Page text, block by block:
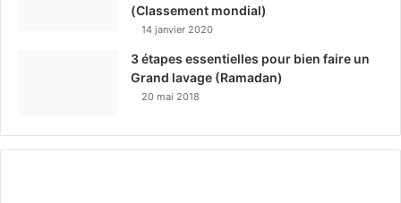
(Classement mondial)
14 janvier 2020
3 étapes essentielles pour bien faire un
Grand lavage (Ramadan)
20 mai 2018